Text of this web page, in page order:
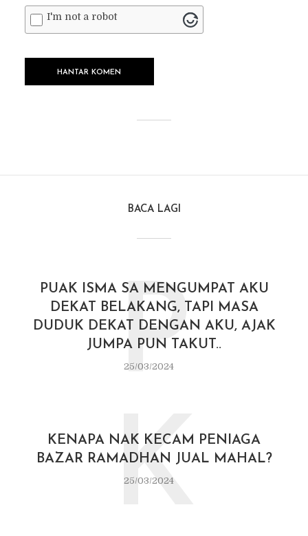
I'm not a robot
BACA LAGI
PUAK ISMA SA MENGUMPAT AKU
DEKAT BELAKANG, TAPI MASA
DUDUK DEKAT DENGAN AKU, AJAK
JUMPA PUN TAKUT..
25/03/2024
P
KENAPA NAK KECAM PENIAGA
BAZAR RAMADHAN JUAL MAHAL?
25/03/2024
K